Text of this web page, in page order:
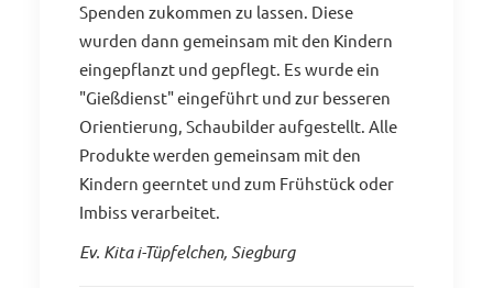
Spenden zukommen zu lassen. Diese
wurden dann gemeinsam mit den Kindern
eingepflanzt und gepflegt. Es wurde ein
"Gießdienst" eingeführt und zur besseren
Orientierung, Schaubilder aufgestellt. Alle
Produkte werden gemeinsam mit den
Kindern geerntet und zum Frühstück oder
Imbiss verarbeitet.
Ev. Kita i-Tüpfelchen, Siegburg